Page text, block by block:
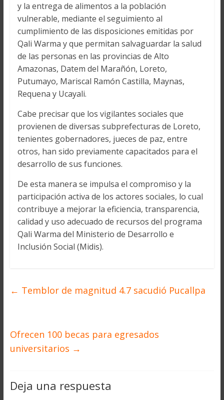
y la entrega de alimentos a la población
vulnerable, mediante el seguimiento al
cumplimiento de las disposiciones emitidas por
Qali Warma y que permitan salvaguardar la salud
de las personas en las provincias de Alto
Amazonas, Datem del Marañón, Loreto,
Putumayo, Mariscal Ramón Castilla, Maynas,
Requena y Ucayali.
Cabe precisar que los vigilantes sociales que
provienen de diversas subprefecturas de Loreto,
tenientes gobernadores, jueces de paz, entre
otros, han sido previamente capacitados para el
desarrollo de sus funciones.
De esta manera se impulsa el compromiso y la
participación activa de los actores sociales, lo cual
contribuye a mejorar la eficiencia, transparencia,
calidad y uso adecuado de recursos del programa
Qali Warma del Ministerio de Desarrollo e
Inclusión Social (Midis).
← Temblor de magnitud 4.7 sacudió Pucallpa
Ofrecen 100 becas para egresados
universitarios →
Deja una respuesta